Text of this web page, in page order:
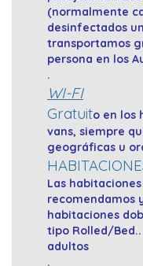
(normalmente
desinfectados
transportamos
persona en los
.
WI-FI
Gratuito en los
vans, siempre
geográficas u
Las
recomendamos
habitaciones
tipo Rolled/
adultos
.